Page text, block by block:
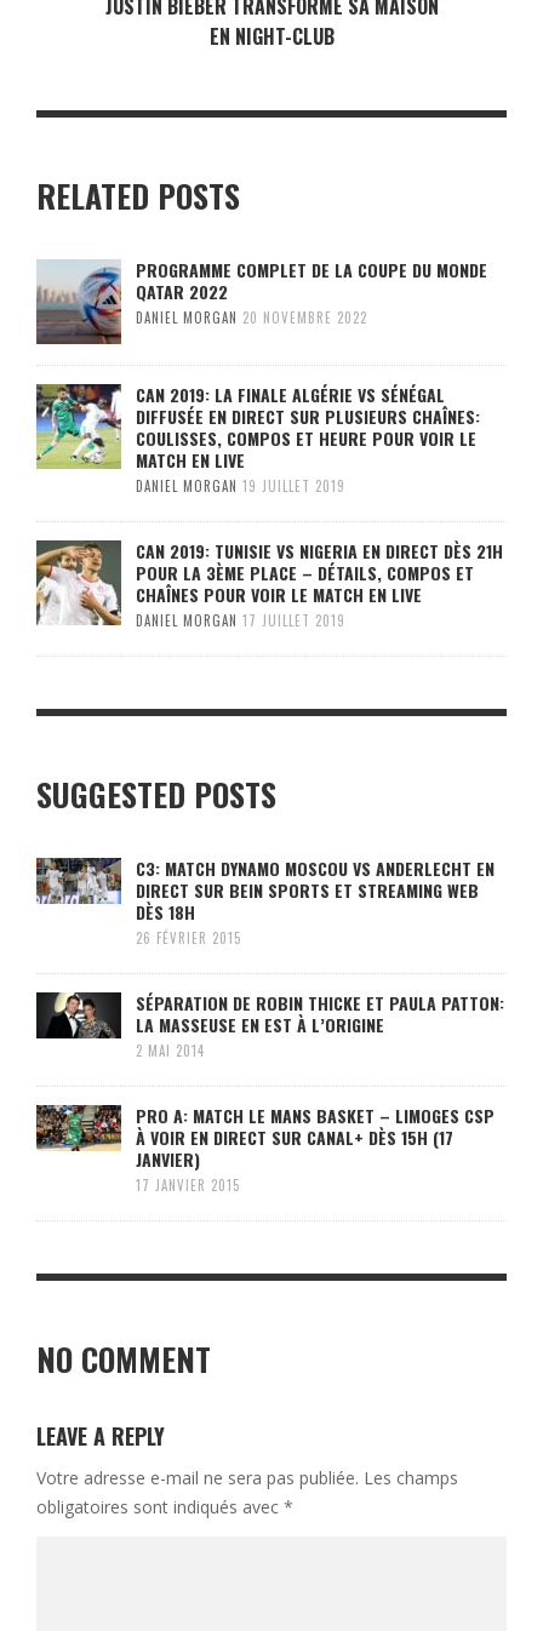
EN NIGHT-CLUB
RELATED POSTS
PROGRAMME COMPLET DE LA COUPE DU MONDE
QATAR 2022
DANIEL MORGAN 20 NOVEMBRE 2022
CAN 2019: LA FINALE ALGÉRIE VS SÉNÉGAL
DIFFUSÉE EN DIRECT SUR PLUSIEURS CHAÎNES:
COULISSES, COMPOS ET HEURE POUR VOIR LE
MATCH EN LIVE
DANIEL MORGAN 19 JUILLET 2019
CAN 2019: TUNISIE VS NIGERIA EN DIRECT DÈS 21H
POUR LA 3ÈME PLACE – DÉTAILS, COMPOS ET
CHAÎNES POUR VOIR LE MATCH EN LIVE
DANIEL MORGAN 17 JUILLET 2019
SUGGESTED POSTS
C3: MATCH DYNAMO MOSCOU VS ANDERLECHT EN
DIRECT SUR BEIN SPORTS ET STREAMING WEB
DÈS 18H
26 FÉVRIER 2015
SÉPARATION DE ROBIN THICKE ET PAULA PATTON:
LA MASSEUSE EN EST À L’ORIGINE
2 MAI 2014
PRO A: MATCH LE MANS BASKET – LIMOGES CSP
À VOIR EN DIRECT SUR CANAL+ DÈS 15H (17
JANVIER)
17 JANVIER 2015
NO COMMENT
LEAVE A REPLY
Votre adresse e-mail ne sera pas publiée. Les champs
obligatoires sont indiqués avec *